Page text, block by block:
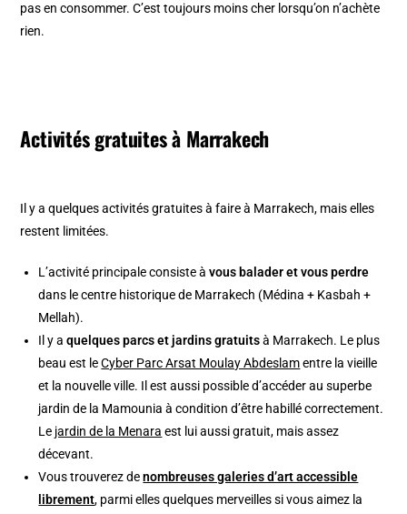
pas en consommer. C’est toujours moins cher lorsqu’on n’achète
rien.
Activités gratuites à Marrakech
Il y a quelques activités gratuites à faire à Marrakech, mais elles
restent limitées.
L’activité principale consiste àvous balader et vous perdre
dans le centre historique de Marrakech (Médina + Kasbah +
Mellah).
Il y aquelques parcs et jardins gratuitsà Marrakech. Le plus
beau est leCyber Parc Arsat Moulay Abdeslamentre la vieille
et la nouvelle ville. Il est aussi possible d’accéder au superbe
jardin de la Mamounia à condition d’être habillé correctement.
Le jardin de la Menara est lui aussi gratuit, mais assez
décevant.
Vous trouverez denombreuses galeries d’art accessible
librement, parmi elles quelques merveilles si vous aimez la